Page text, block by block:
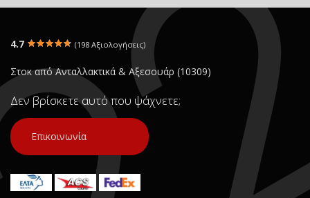
4.7 (198 Αξιολογήσεις)
Στοκ από Ανταλλακτικά & Αξεσουάρ (10309)
Δεν βρίσκετε αυτό που ψάχνετε;
Επικοινωνία